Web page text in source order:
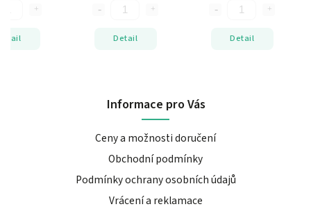
Detail Detail
Informace pro Vás
Ceny a možnosti doručení
Obchodní podmínky
Podmínky ochrany osobních údajů
Vrácení a reklamace